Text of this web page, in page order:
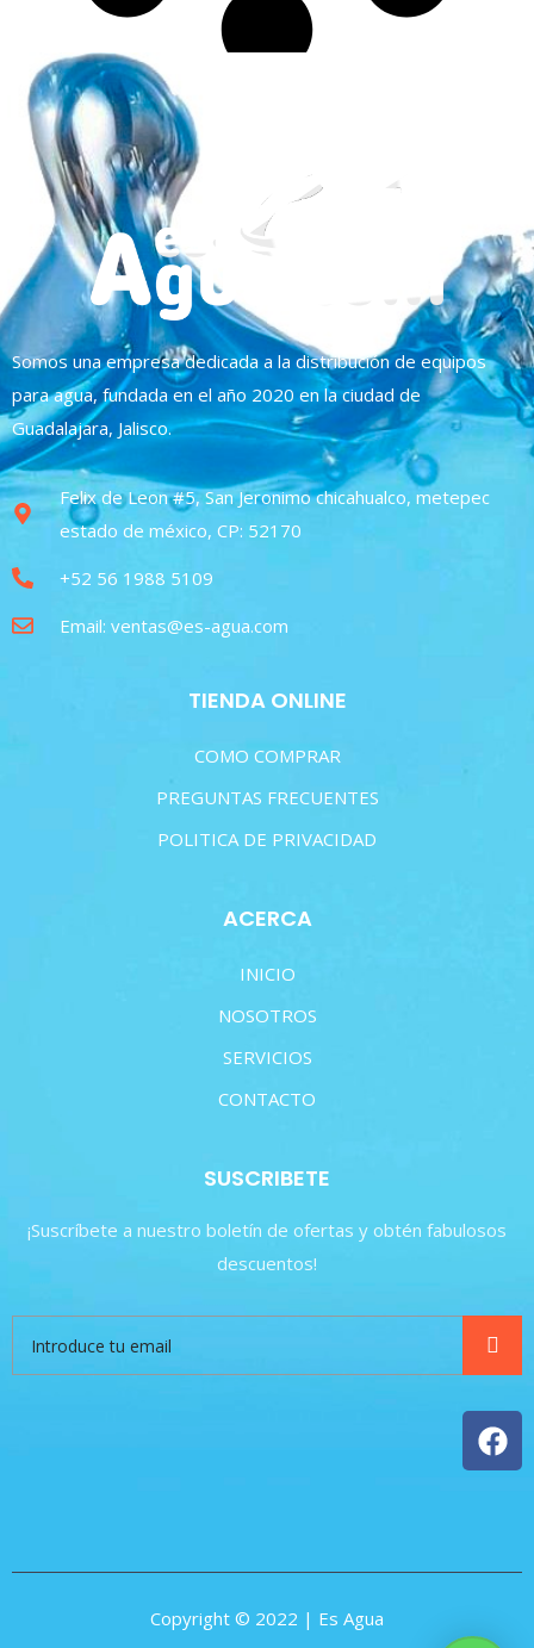
Somos una empresa dedicada a la distribución de equipos
para agua, fundada en el año 2020 en la ciudad de
Guadalajara, Jalisco.
Felix de Leon #5, San Jeronimo chicahualco, metepec
estado de méxico, CP: 52170
+52 56 1988 5109
Email: ventas@es-agua.com
TIENDA ONLINE
COMO COMPRAR
PREGUNTAS FRECUENTES
POLITICA DE PRIVACIDAD
ACERCA
INICIO
NOSOTROS
SERVICIOS
CONTACTO
SUSCRIBETE
¡Suscríbete a nuestro boletín de ofertas y obtén fabulosos
descuentos!
Copyright © 2022 | Es Agua